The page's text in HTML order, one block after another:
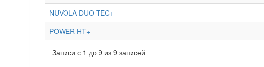
NUVOLA DUO-TEC+
POWER HT+
Записи с 1 до 9 из 9 записей